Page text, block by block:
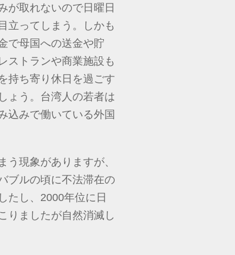
が取れないので日曜日
立ってしまう。しかも
で母国への送金や貯
ストランや商業施設も
持ち寄り休日を過ごす
ょう。台湾人の若者は
込みで働いている外国
現象がありますが、
ブルの頃に不法滞在の
たし、2000年位に日
りましたが自然消滅し